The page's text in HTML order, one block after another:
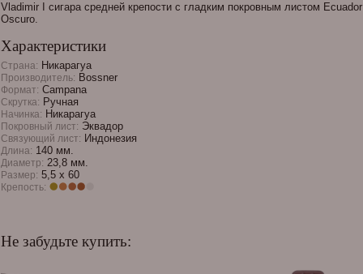
Vladimir I сигара средней крепости с гладким покровным листом Ecuador
Oscuro.
Характеристики
Страна: Никарагуа
Производитель: Bossner
Формат: Campana
Скрутка: Ручная
Начинка: Никарагуа
Покровный лист: Эквадор
Связующий лист: Индонезия
Длина: 140 мм.
Диаметр: 23,8 мм.
Размер: 5,5 х 60
Крепость:
Не забудьте купить: